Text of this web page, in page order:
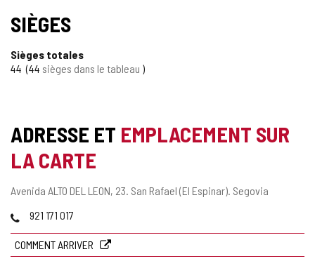
de
cahiers
SIÈGES
Sièges totales
44 44 sièges dans le tableau
ADRESSE ET EMPLACEMENT SUR
LA CARTE
Adresse
Avenida ALTO DEL LEON, 23. San Rafael (El Espinar). Segovia
Téléphones
921 171 017
COMMENT ARRIVER